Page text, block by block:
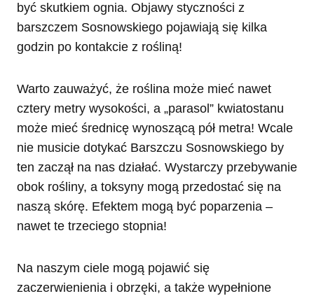
być skutkiem ognia. Objawy styczności z
barszczem Sosnowskiego pojawiają się kilka
godzin po kontakcie z rośliną!
Warto zauważyć, że roślina może mieć nawet
cztery metry wysokości, a „parasol” kwiatostanu
może mieć średnicę wynoszącą pół metra! Wcale
nie musicie dotykać Barszczu Sosnowskiego by
ten zaczął na nas działać. Wystarczy przebywanie
obok rośliny, a toksyny mogą przedostać się na
naszą skórę. Efektem mogą być poparzenia –
nawet te trzeciego stopnia!
Na naszym ciele mogą pojawić się
zaczerwienienia i obrzęki, a także wypełnione